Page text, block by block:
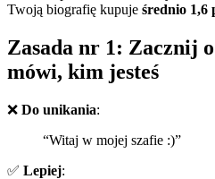
Twoją biografię kupuje średnio 1,6
Zasada nr 1: Zacznij
mówi, kim jesteś
❌ Do unikania:
“Witaj w mojej szafie :)”
✅ Lepiej: